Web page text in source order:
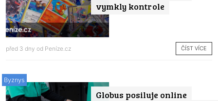
vymkly kontrole
před 3 dny od Peníze.cz ČÍST VÍCE
Globus posiluje online
Byznys